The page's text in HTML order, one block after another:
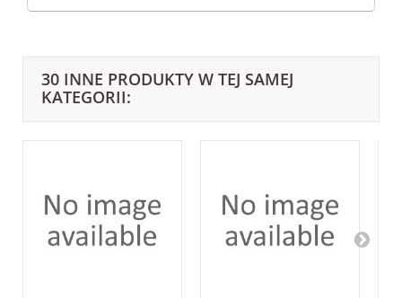
30 INNE PRODUKTY W TEJ SAMEJ
KATEGORII: